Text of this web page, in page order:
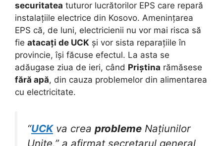
securitatea tuturor lucrătorilor EPS care repară
instalațiile electrice din Kosovo. Amenințarea
EPS că, de luni, electricienii nu vor mai risca să
fie atacați de UCK și vor sista reparațiile în
provincie, își făcuse efectul. La asta se
adăugase ziua de ieri, când Priștina rămăsese
fără apă, din cauza problemelor din alimentarea
cu electricitate.
“UCKva crea probleme Națiunilor
Unite,” a afirmat secretarul general